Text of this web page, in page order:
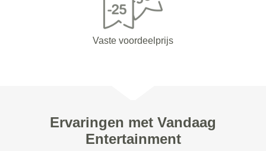
Vaste voordeelprijs
Ervaringen met Vandaag
Entertainment